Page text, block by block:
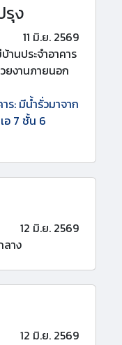
ง
11 มิ.ย. 2569
านประจำอาคาร
งานภายนอก
ร: มีน้ำรั่วมาจาก
อ 7 ชั้น 6
12 มิ.ย. 2569
าง
12 มิ.ย. 2569